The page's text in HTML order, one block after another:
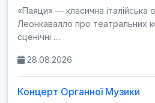
«Паяци» — класична
Леонкавалло про театральних
сценічні …
28.08.2026
Концерт Органної Музики